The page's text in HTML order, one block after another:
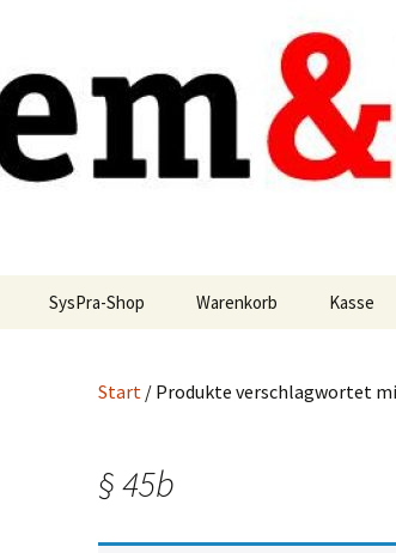
SysPra-Shop Warenkorb Kasse
Start / Produkte verschlagwortet
§ 45b